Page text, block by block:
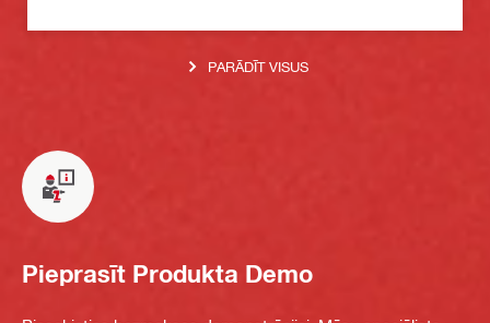
PARĀDĪT VISUS
Pieprasīt Produkta Demo